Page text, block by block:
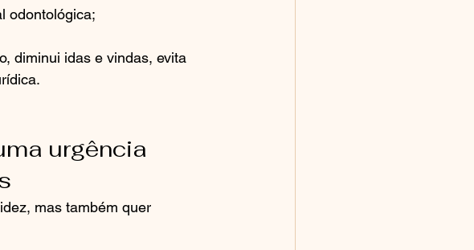
odontológica;
diminui idas e vindas, evita
urgência
mas também quer